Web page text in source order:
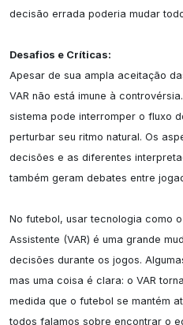
decisão errada poderia mudar
Desafios e Críticas:
Apesar de sua ampla aceitação
VAR não está imune à
sistema pode interromper o fluxo
perturbar seu ritmo natural. Os
decisões e as diferentes
também geram debates entre
No futebol, usar tecnologia como
Assistente (VAR) é uma grande
decisões durante os jogos.
mas uma coisa é clara: o VAR
medida que o futebol se mantém
todos falamos sobre encontrar o